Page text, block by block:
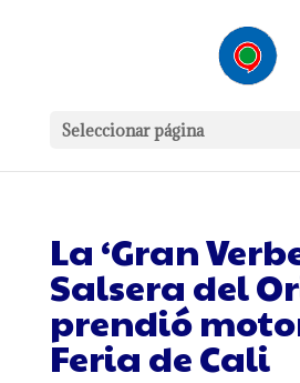
Seleccionar página
La ‘Gran
Salsera del
prendió
Feria de Cali